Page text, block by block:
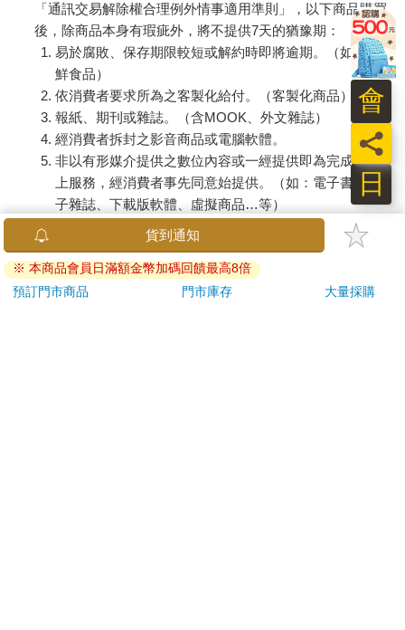
「通訊交易解除權合理例外情事適用準則」，以下商品購買
後，除商品本身有瑕疵外，將不提供7天的猶豫期：
易於腐敗、保存期限較短或解約時即將逾期。（如：生
鮮食品）
依消費者要求所為之客製化給付。（客製化商品）
報紙、期刊或雜誌。（含MOOK、外文雜誌）
經消費者拆封之影音商品或電腦軟體。
非以有形媒介提供之數位內容或一經提供即為完成之線
上服務，經消費者事先同意始提供。（如：電子書、電
子雜誌、下載版軟體、虛擬商品…等）
已拆封之個人衛生用品。（如：內衣褲、刮鬍刀、除毛
若非上列種類商品，均享有到貨7天的猶豫期（含例假
日）。
日
員
會